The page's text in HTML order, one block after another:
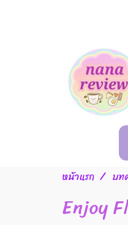
หน้าแรก บท
Enjoy